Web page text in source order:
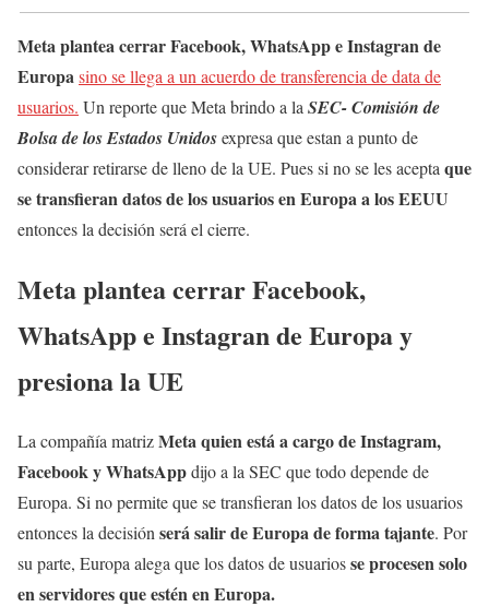
Meta plantea cerrar Facebook, WhatsApp e Instagran de
Europasino se llega a un acuerdo de transferencia de data de
usuarios. Un reporte que Meta brindo a la SEC- Comisión de
Bolsa de los Estados Unidosexpresa que estan a punto de
considerar retirarse de lleno de la UE. Pues si no se les acepta que
se transfieran datos de los usuarios en Europa a los EEUU
entonces la decisión será el cierre.
Meta plantea cerrar Facebook,
WhatsApp e Instagran de Europa y
presiona la UE
La compañía matrizMeta quien está a cargo de Instagram,
Facebook y WhatsAppdijo a la SEC que todo depende de
Europa. Si no permite que se transfieran los datos de los usuarios
entonces la decisión será salir de Europa de forma tajante. Por
su parte, Europa alega que los datos de usuariosse procesen solo
en servidores que estén en Europa.